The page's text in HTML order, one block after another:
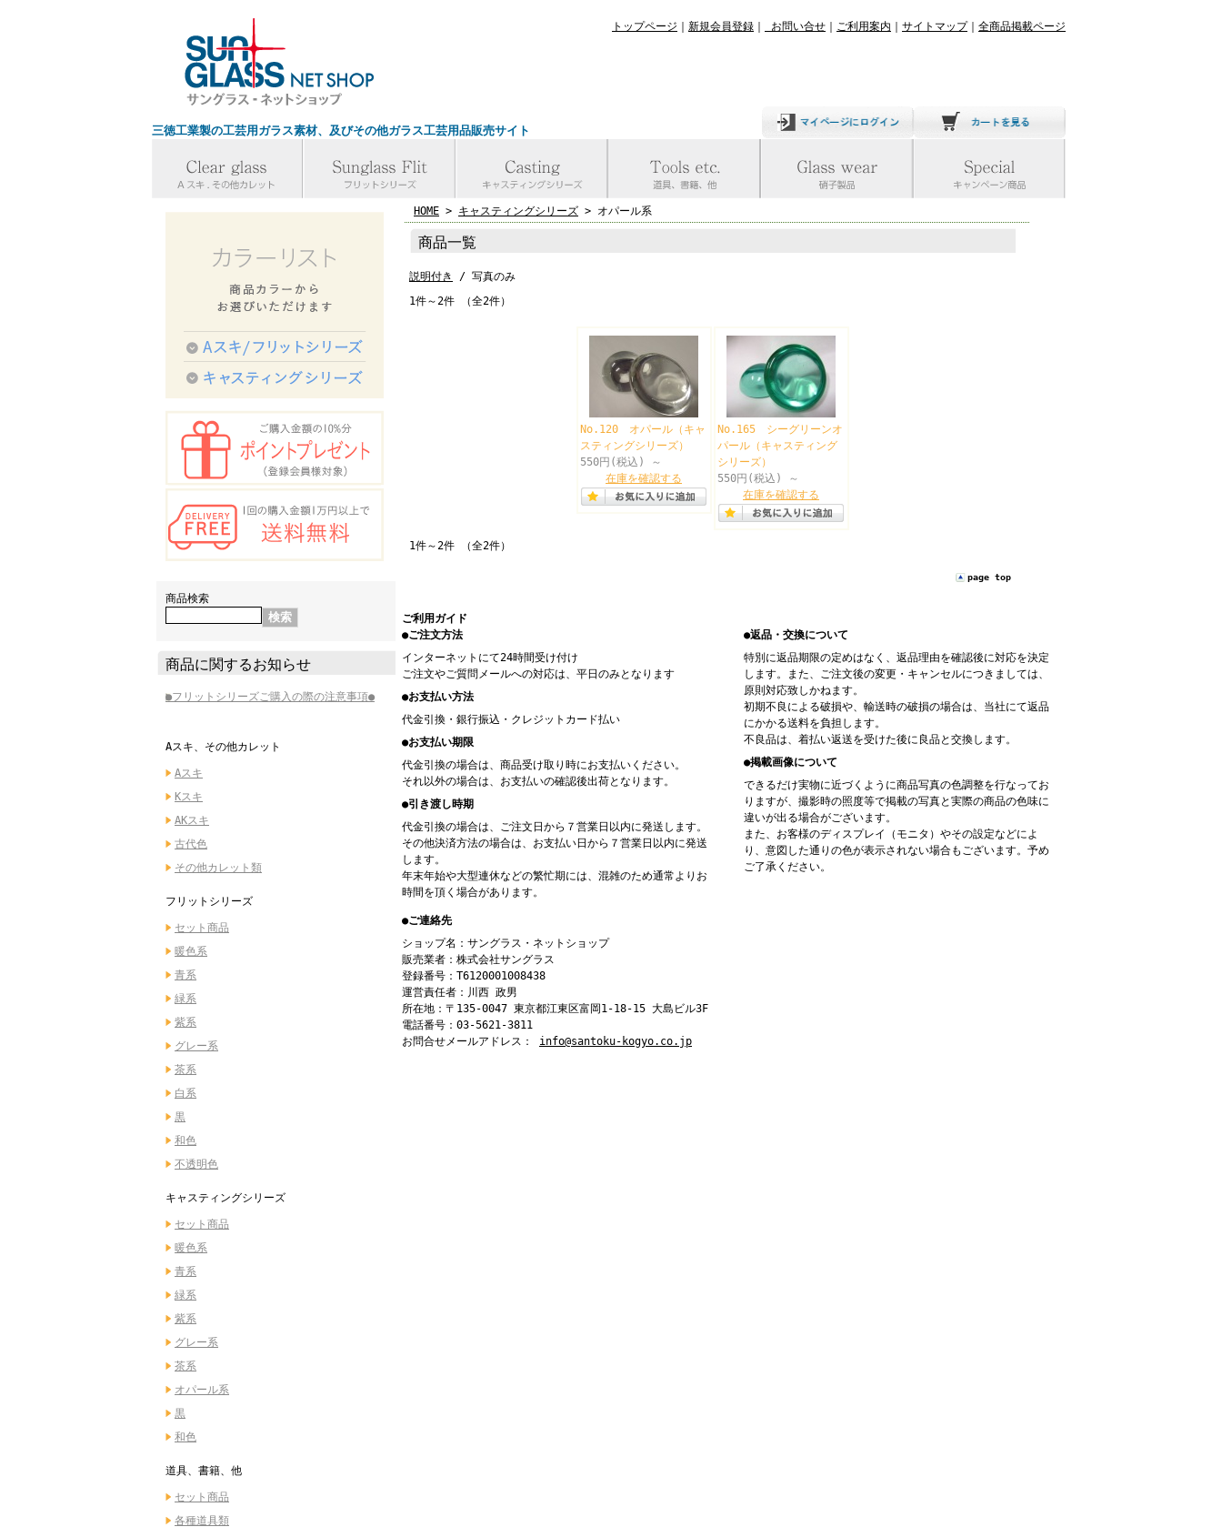
トップページ 新規会員登録 お問い合せ ご利用案内 サイトマップ｜ 全商品掲載ページ
三徳工業製の工芸用ガラス素材、及びその他ガラス工芸用品販売サイト
商品検索
商品に関するお知らせ
●フリットシリーズご購入の際の注意事項●
Aスキ、その他カレット
Aスキ
Kスキ
AKスキ
古代色
その他カレット類
フリットシリーズ
セット商品
暖色系
青系
緑系
紫系
グレー系
茶系
白系
黒
和色
不透明色
キャスティングシリーズ
セット商品
暖色系
青系
緑系
紫系
グレー系
茶系
オパール系
黒
和色
道具、書籍、他
セット商品
各種道具類
HOME > キャスティングシリーズ > オパール系
商品一覧
説明付き
/ 写真のみ
1件～2件 （全2件）
No.120 オパール（キャ
スティングシリーズ）
550円(税込)
～
在庫を確認する
No.165 シーグリーンオ
パール（キャスティング
シリーズ）
550円(税込)
～
在庫を確認する
1件～2件 （全2件）
page top
ご利用ガイド
●ご注文方法
インターネットにて24時間受け付け
ご注文やご質問メールへの対応は、平日のみとなります
●お支払い方法
代金引換・銀行振込・クレジットカード払い
●お支払い期限
代金引換の場合は、商品受け取り時にお支払いください。
それ以外の場合は、お支払いの確認後出荷となります。
●引き渡し時期
代金引換の場合は、ご注文日から７営業日以内に発送します。
その他決済方法の場合は、お支払い日から７営業日以内に発送
します。
年末年始や大型連休などの繁忙期には、混雑のため通常よりお
時間を頂く場合があります。
●返品・交換について
特別に返品期限の定めはなく、返品理由を確認後に対応を決定
します。また、ご注文後の変更・キャンセルにつきましては、
原則対応致しかねます。
初期不良による破損や、輸送時の破損の場合は、当社にて返品
にかかる送料を負担します。
不良品は、着払い返送を受けた後に良品と交換します。
●掲載画像について
できるだけ実物に近づくように商品写真の色調整を行なってお
りますが、撮影時の照度等で掲載の写真と実際の商品の色味に
違いが出る場合がございます。
また、お客様のディスプレイ（モニタ）やその設定などによ
り、意図した通りの色が表示されない場合もございます。予め
ご了承ください。
●ご連絡先
ショップ名：サングラス・ネットショップ
販売業者：株式会社サングラス
登録番号：T6120001008438
運営責任者：川西 政男
所在地：〒135-0047 東京都江東区富岡1-18-15 大島ビル3F
電話番号：03-5621-3811
お問合せメールアドレス： info@santoku-kogyo.co.jp